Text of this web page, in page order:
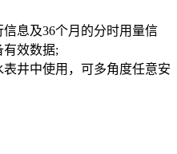
息及36个月的分时用量信
有效数据;
井中使用，可多角度任意安